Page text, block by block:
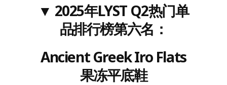
▼ 2025年LYST Q2热门单
品排行榜第六名 ：
Ancient Greek Iro Flats
果冻平底鞋